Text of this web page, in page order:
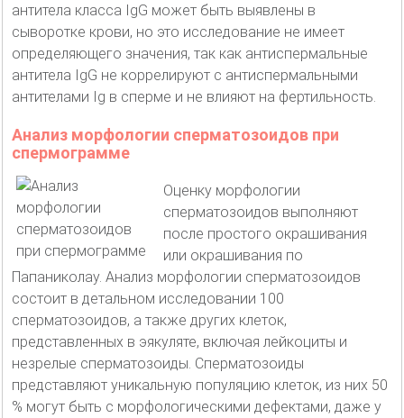
антитела класса IgG может быть выявлены в
сыворотке крови, но это исследование не имеет
определяющего значения, так как антиспермальные
антитела IgG не коррелируют с антиспермальными
антителами Ig в сперме и не влияют на фертильность.
Анализ морфологии сперматозоидов при
спермограмме
Оценку морфологии
сперматозоидов выполняют
после простого окрашивания
или окрашивания по
Папаниколау. Анализ морфологии сперматозоидов
состоит в детальном исследовании 100
сперматозоидов, а также других клеток,
представленных в эякуляте, включая лейкоциты и
незрелые сперматозоиды. Сперматозоиды
представляют уникальную популяцию клеток, из них 50
% могут быть с морфологическими дефектами, даже у